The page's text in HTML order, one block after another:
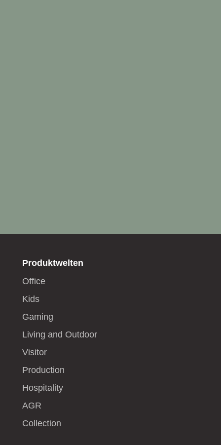
Produktwelten
Office
Kids
Gaming
Living and Outdoor
Visitor
Production
Hospitality
AGR
Collection